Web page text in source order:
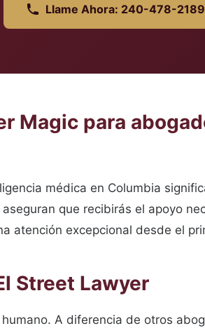
Llame Ahora: 240-478-2189
Magic para
médica en Columbia
que recibirás el apoyo
atención excepcional desde el
Street Lawyer
A diferencia de otros